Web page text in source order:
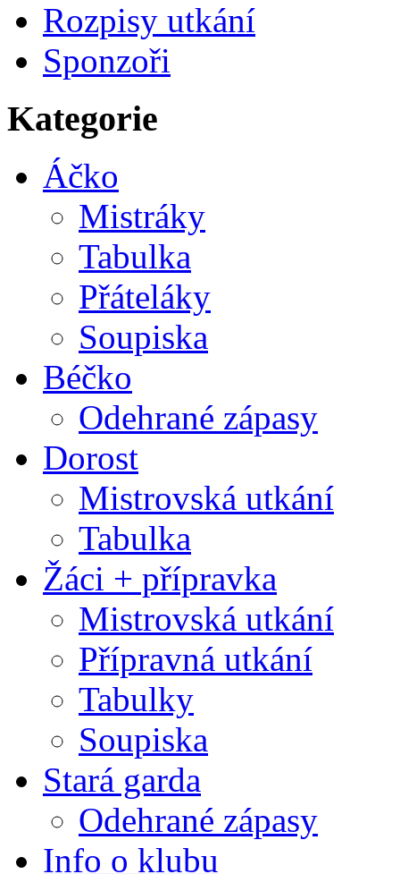
Rozpisy utkání
Sponzoři
Kategorie
Áčko
Mistráky
Tabulka
Přáteláky
Soupiska
Béčko
Odehrané zápasy
Dorost
Mistrovská utkání
Tabulka
Žáci + přípravka
Mistrovská utkání
Přípravná utkání
Tabulky
Soupiska
Stará garda
Odehrané zápasy
Info o klubu